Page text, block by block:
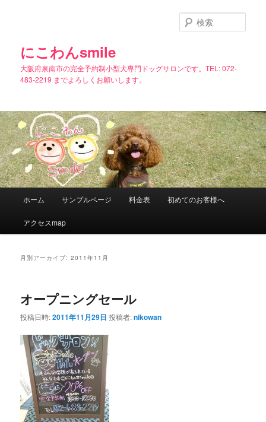
移
動
動
にこわんsmile
大阪府泉南市の完全予約制小型犬専門ドッグサロンです。TEL: 072-
483-2219 までよろしくお願いします。
索
ホーム サンプルページ 料金表 初めてのお客様へ
アクセスmap
月別アーカイブ:2011年11月
オープニングセール
投稿日時:2011年11月29日 投稿者:nikowan